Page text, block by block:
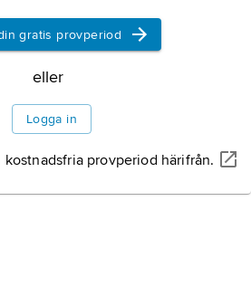
gratis provperiod
eller
Logga in
kostnadsfria provperiod härifrån.